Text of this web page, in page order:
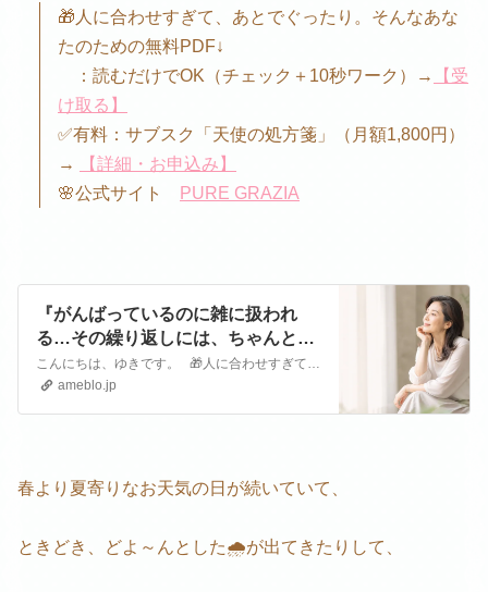
🎁人に合わせすぎて、あとでぐったり。そんなあな
たのための無料PDF↓
：読むだけでOK（チェック＋10秒ワーク）→
【受
け取る】
✅有料：サブスク「天使の処方箋」（月額1,800円）
→
【詳細・お申込み】
🌸公式サイト
PURE GRAZIA
『がんばっているのに雑に扱われ
る…その繰り返しには、ちゃんと理
由があります』
こんにちは、ゆきです。 🎁人に合わせすぎて、あとでぐったり。そんなあなたのための無料PDF↓ ：読むだけでOK（チェック＋10秒ワーク）→【受け取…
ameblo.jp
春より夏寄りなお天気の日が続いていて、
ときどき、どよ～んとした🌧が出てきたりして、